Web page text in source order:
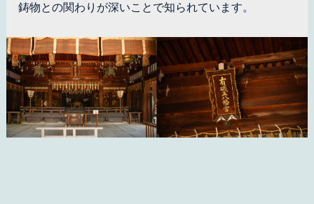
鋳物との関わりが深いことで知られています。